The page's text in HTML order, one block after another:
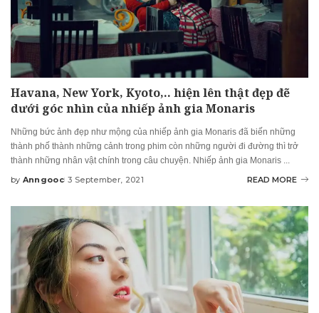
Havana, New York, Kyoto,.. hiện lên thật đẹp đẽ
dưới góc nhìn của nhiếp ảnh gia Monaris
Những bức ảnh đẹp như mộng của nhiếp ảnh gia Monaris đã biến những
thành phố thành những cảnh trong phim còn những người đi đường thì trở
thành những nhân vật chính trong câu chuyện. Nhiếp ảnh gia Monaris ...
Posted
by Anngooc 3 September, 2021 READ MORE